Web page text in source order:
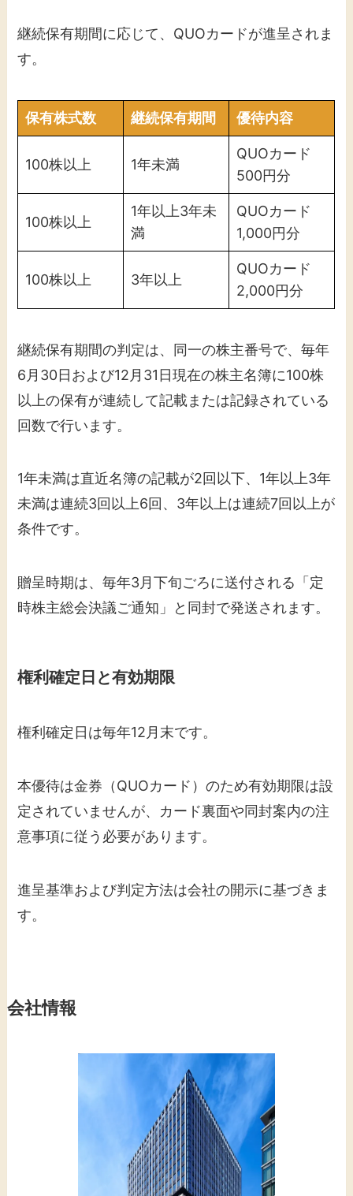
継続保有期間に応じて、QUOカードが進呈されま
す。
保有株式数 継続保有期間 優待内容
100株以上 1年未満
QUOカード
500円分
100株以上
1年以上3年未
満
QUOカード
1,000円分
100株以上 3年以上
QUOカード
2,000円分
継続保有期間の判定は、同一の株主番号で、毎年
6月30日および12月31日現在の株主名簿に100株
以上の保有が連続して記載または記録されている
回数で行います。
1年未満は直近名簿の記載が2回以下、1年以上3年
未満は連続3回以上6回、3年以上は連続7回以上が
条件です。
贈呈時期は、毎年3月下旬ごろに送付される「定
時株主総会決議ご通知」と同封で発送されます。
権利確定日と有効期限
権利確定日は毎年12月末です。
本優待は金券（QUOカード）のため有効期限は設
定されていませんが、カード裏面や同封案内の注
意事項に従う必要があります。
進呈基準および判定方法は会社の開示に基づきま
す。
会社情報